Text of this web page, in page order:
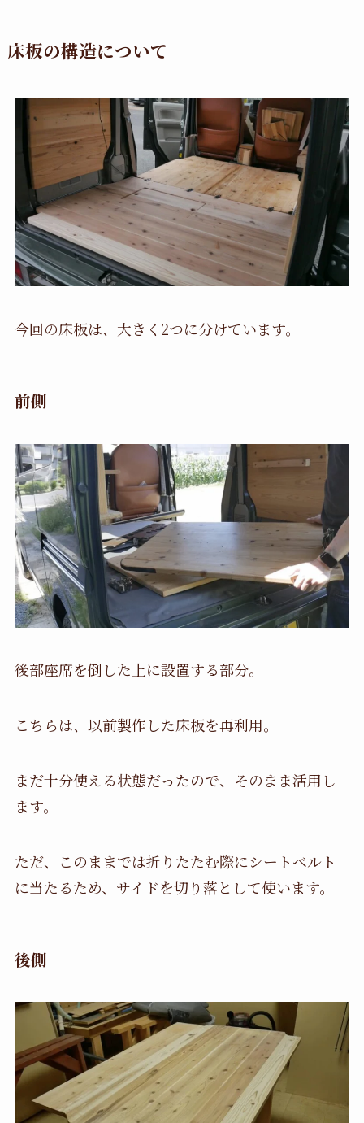
床板の構造について
今回の床板は、大きく2つに分けています。
前側
後部座席を倒した上に設置する部分。
こちらは、以前製作した床板を再利用。
まだ十分使える状態だったので、そのまま活用し
ます。
ただ、このままでは折りたたむ際にシートベルト
に当たるため、サイドを切り落として使います。
後側